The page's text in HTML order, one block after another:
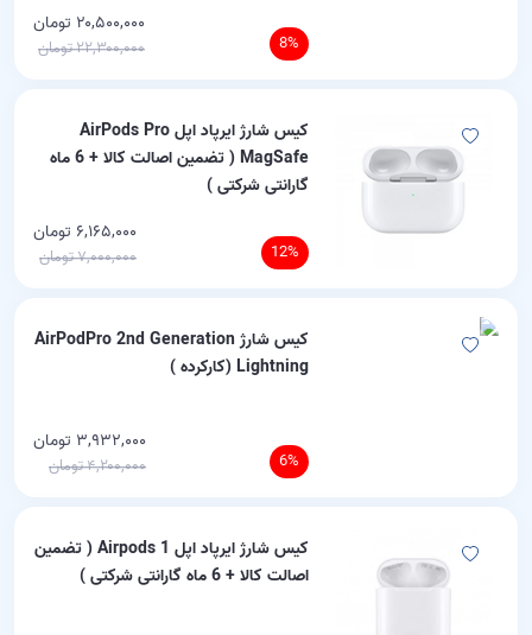
۲۰,۵۰۰,۰۰۰ تومان
۲۲,۳۰۰,۰۰۰ تومان 8%
کیس شارژ ایرپاد اپل AirPods Pro
MagSafe ( تضمین اصالت کالا + 6 ماه
گارانتی شرکتی )
۶,۱۶۵,۰۰۰ تومان
۷,۰۰۰,۰۰۰ تومان 12%
کیس شارژ AirPodPro 2nd Generation
Lightning (کارکرده )
۳,۹۳۲,۰۰۰ تومان
۴,۲۰۰,۰۰۰ تومان 6%
کیس شارژ ایرپاد اپل Airpods 1 ( تضمین
اصالت کالا + 6 ماه گارانتی شرکتی )